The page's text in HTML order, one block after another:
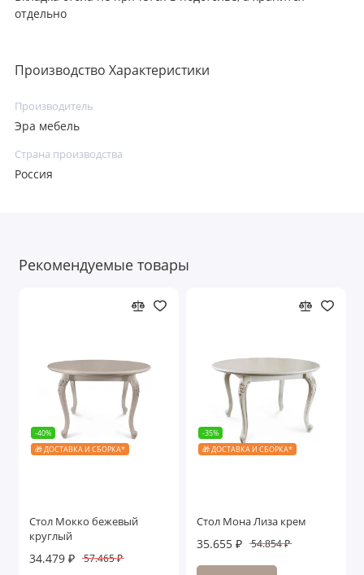
отдельно
Производство Характеристики
Производитель
Эра мебель
Страна производства
Россия
Рекомендуемые товары
-40%
🎁 ДОСТАВКА И СБОРКА*
Стол Мокко бежевый
круглый
34.479 ₽ 57.465 ₽
-35%
🎁 ДОСТАВКА И СБОРКА*
Стол Мона Лиза крем
35.655 ₽ 54.854 ₽